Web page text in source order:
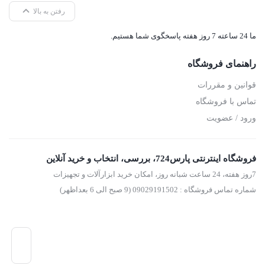
دانلود نقشه
-ساخته شده از فولاد کربنی مقاوم در برابر خمش و شکستگی
برای حفاری در خاک های رسی سفت یا خاک های دارای سنگ
کار
-مجهز به سوراخ روی دسته جهت انبارش آسان
رفتن به بالا
ما 24 ساعته 7 روز هفته پاسخگوی شما هستیم.
راهنمای فروشگاه
قوانین و مقررات
تماس با فروشگاه
ورود / عضویت
فروشگاه اینترنتی پارس724، بررسی، انتخاب و خرید آنلاین
7روز هفته، 24 ساعت شبانه روز، امکان خرید ابزارآلات و تجهیزات
شماره تماس فروشگاه : 09029191502 (9 صبح الی 6 بعداظهر)